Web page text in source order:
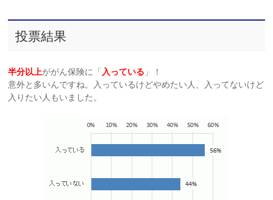
投票結果
半分以上ががん保険に「 入っている 」！
意外と多いんですね。入っているけどやめたい人、入ってないけど
入りたい人もいました。